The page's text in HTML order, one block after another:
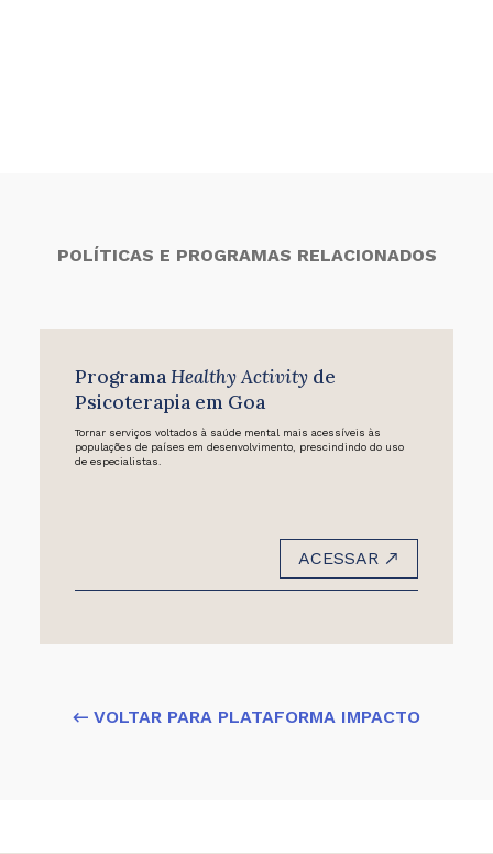
POLÍTICAS E PROGRAMAS RELACIONADOS
ProgramaHealthy Activityde
Psicoterapia em Goa
Tornar serviços voltados à saúde mental mais acessíveis às
populações de países em desenvolvimento, prescindindo do uso
de especialistas.
ACESSAR
← VOLTAR PARA PLATAFORMA IMPACTO